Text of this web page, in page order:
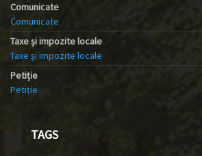
Comunicate
Comunicate
Taxe și impozite locale
Taxe și impozite locale
Petiție
Petiție
TAGS